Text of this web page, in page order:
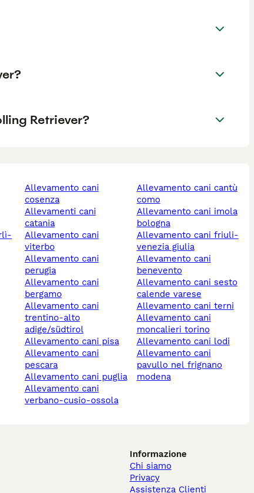
Retriever?
allevamento cani
cosenza
allevamenti cani
catania
allevamento cani
viterbo
allevamento cani
perugia
allevamento cani
bergamo
allevamento cani
trentino-alto
adige/südtirol
allevamento cani pisa
allevamento cani
pescara
allevamento cani puglia
allevamento cani
verbano-cusio-ossola
allevamento cani cantù
como
allevamento cani imola
bologna
allevamento cani friuli-
venezia giulia
allevamento cani
benevento
allevamento cani sesto
calende varese
allevamento cani terni
allevamento cani
moncalieri torino
allevamento cani lodi
allevamento cani
pavullo nel frignano
modena
Informazione
Chi siamo
Privacy
Assistenza Clienti